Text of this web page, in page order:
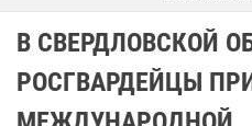
В СВЕРДЛОВСКОЙ
РОСГВАРДЕЙЦЫ